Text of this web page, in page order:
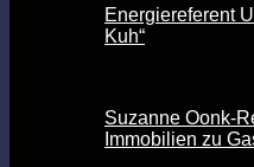
Energiereferent
Kuh“
Suzanne Oonk-
Immobilien zu